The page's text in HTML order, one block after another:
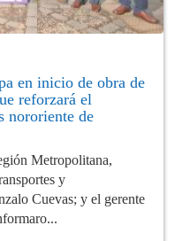
en inicio de obra de
reforzará el
nororiente de
Metropolitana,
y
Cuevas; y el gerente